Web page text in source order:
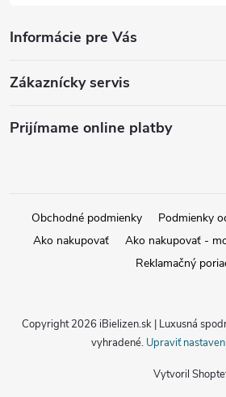
Informácie pre Vás
Zákaznícky servis
Prijímame online platby
Obchodné podmienky
Podmienky
Ako nakupovať
Ako nakupovať -
Reklamačný
Vytvoril
Copyright 2026 iBielizen.sk | Luxusná
vyhradené. Upraviť